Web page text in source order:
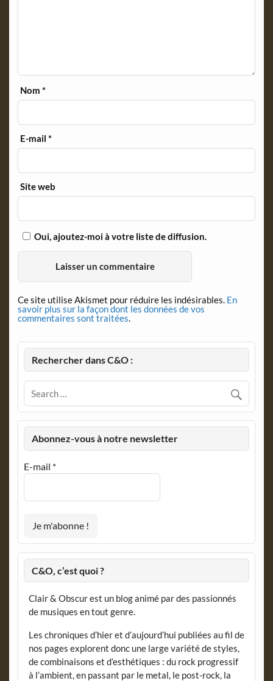
Nom*
E-mail*
Site web
Oui, ajoutez-moi à votre liste de diffusion.
Ce site utilise Akismet pour réduire les indésirables. En
savoir plus sur la façon dont les données de vos
commentaires sont traitées.
Rechercher dans C&O :
Abonnez-vous à notre newsletter
E-mail *
C&O, c’est quoi ?
Clair & Obscur est un blog animé par des passionnés
de musiques en tout genre.
Les chroniques d’hier et d’aujourd’hui publiées au fil de
nos pages explorent donc une large variété de styles,
de combinaisons et d’esthétiques : du rock progressif
à l’ambient, en passant par le metal, le post-rock, la